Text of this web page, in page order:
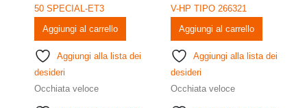
Aggiungi al carrello
Aggiungi alla lista dei
desideri
Occhiata veloce
Aggiungi al carrello
Aggiungi alla lista dei
desideri
Occhiata veloce